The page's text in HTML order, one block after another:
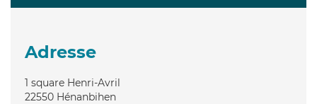
Adresse
1 square Henri-Avril
22550 Hénanbihen